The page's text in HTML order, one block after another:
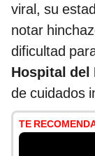
viral, su
notar
dificultad
Hospital del
de cuidados
TE